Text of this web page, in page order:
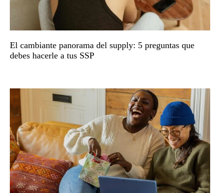
El cambiante panorama del supply: 5 preguntas que
debes hacerle a tus SSP